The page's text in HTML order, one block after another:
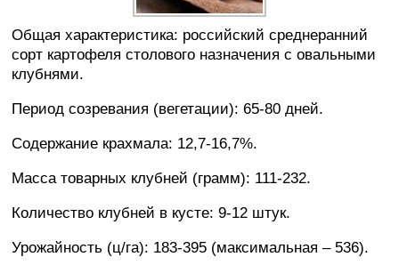
Общая характеристика: российский среднеранний
сорт картофеля столового назначения с овальными
клубнями.
Период созревания (вегетации): 65-80 дней.
Содержание крахмала: 12,7-16,7%.
Масса товарных клубней (грамм): 111-232.
Количество клубней в кусте: 9-12 штук.
Урожайность (ц/га): 183-395 (максимальная – 536).